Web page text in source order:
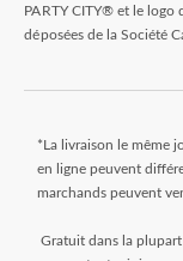
PARTY CITY® et le logo
déposées de la Société
*La livraison le même
en ligne peuvent
marchands peuvent
Gratuit dans la plupart